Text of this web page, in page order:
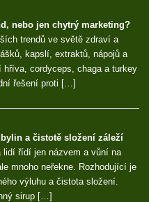
nebo jen chytrý marketing?
trendů ve světě zdraví a
kapslí, extraktů, nápojů a
cordyceps, chaga a turkey
řešení proti […]
a čistotě složení záleží
lidí řídí jen názvem a vůní na
mnoho neřekne. Rozhodující je
výluhu a čistota složení.
sirup […]